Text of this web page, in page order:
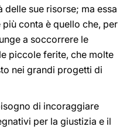
delle sue risorse; ma essa
più conta è quello che, per
a soccorrere le
piccole ferite, che molte
nei grandi progetti di
di incoraggiare
per la giustizia e il